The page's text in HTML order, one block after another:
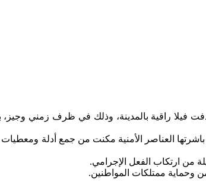
فيلا راقية بالمدينة، وذلك في ظرف زمني
العناصر الأمنية مكنت من جمع أدلة
من ارتكاب الفعل الإجرامي.
وحماية ممتلكات المواطنين.